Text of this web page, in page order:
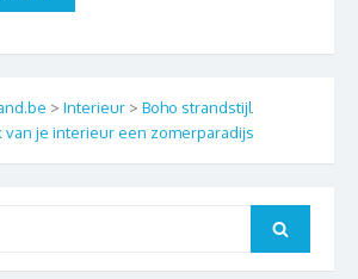
> Interieur > Boho strandstijl
van je interieur een zomerparadijs
Search